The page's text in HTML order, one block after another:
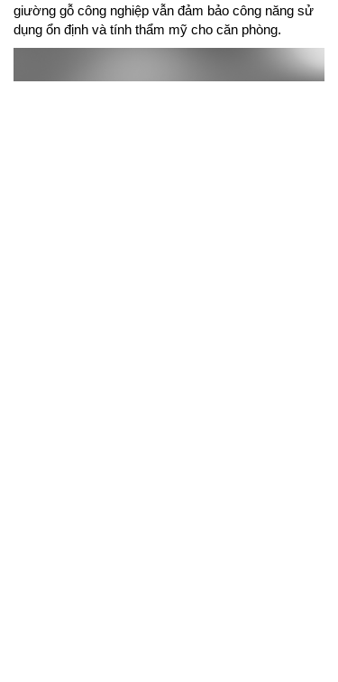
giường gỗ công nghiệp vẫn đảm bảo công năng sử
dụng ổn định và tính thẩm mỹ cho căn phòng.